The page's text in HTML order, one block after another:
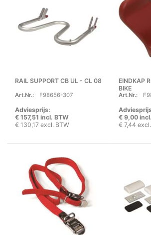
RAIL SUPPORT CB UL - CL 08
Art.Nr.: F98656-307
Adviesprijs:
€ 157,51 incl. BTW
€ 130,17 excl. BTW
EINDKAP
BIKE
Art.Nr.:
€ 9,00
€ 7,44